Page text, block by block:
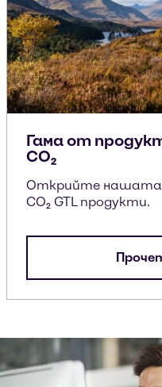
Гама от
CO₂
Открийте нашата
CO₂ GTL продукти.